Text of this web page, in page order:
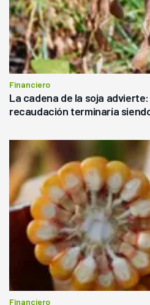
Financiero
La cadena de la soja
recaudación terminaría
Financiero